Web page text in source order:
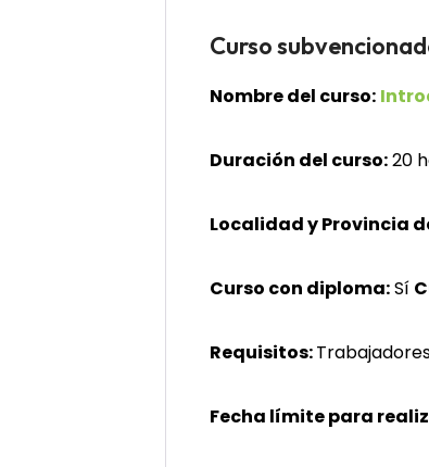
Curso
Nombre del curso:
Duración del curso:20
Localidad y Provincia
Curso con diploma:Sí
Requisitos:
Fecha límite para